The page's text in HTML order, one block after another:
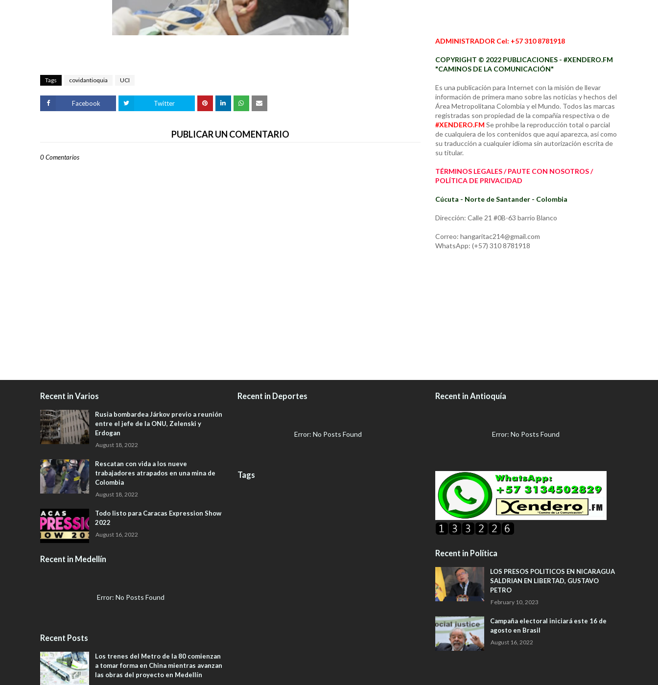
Tags covidantioquia UCI
Facebook Twitter
PUBLICAR UN COMENTARIO
0 Comentarios
ADMINISTRADOR Cel: +57 310 8781918
COPYRIGHT © 2022 PUBLICACIONES - #XENDERO.FM
"CAMINOS DE LA COMUNICACIÓN"
Es una publicación para Internet con la misión de llevar
información de primera mano sobre las noticias y hechos del
Área Metropolitana Colombia y el Mundo. Todos las marcas
registradas son propiedad de la compañía respectiva o de
#XENDERO.FM Se prohíbe la reproducción total o parcial
de cualquiera de los contenidos que aquí aparezca, así como
su traducción a cualquier idioma sin autorización escrita de
su titular.
TÉRMINOS LEGALES / PAUTE CON NOSOTROS /
POLÍTICA DE PRIVACIDAD
Cúcuta - Norte de Santander - Colombia
Dirección: Calle 21 #0B-63 barrio Blanco
Correo: hangaritac214@gmail.com
WhatsApp: (+57) 310 8781918
Recent in Varios
Rusia bombardea Járkov previo a reunión
entre el jefe de la ONU, Zelenski y
Erdogan
August 18, 2022
Rescatan con vida a los nueve
trabajadores atrapados en una mina de
Colombia
August 18, 2022
Todo listo para Caracas Expression Show
2022
August 16, 2022
Recent in Medellín
Error: No Posts Found
Recent Posts
Los trenes del Metro de la 80 comienzan
a tomar forma en China mientras avanzan
las obras del proyecto en Medellín
Recent in Deportes
Error: No Posts Found
Tags
Recent in Antioquía
Error: No Posts Found
Recent in Política
LOS PRESOS POLITICOS EN NICARAGUA
SALDRIAN EN LIBERTAD, GUSTAVO
PETRO
February 10, 2023
Campaña electoral iniciará este 16 de
agosto en Brasil
August 16, 2022